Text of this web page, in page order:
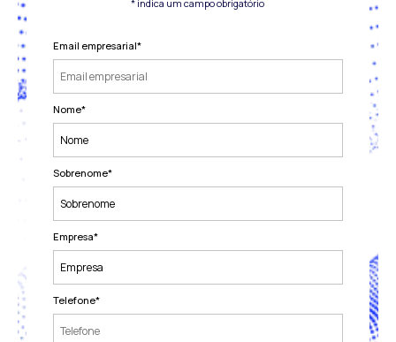
* indica um campo obrigatório
Email empresarial*
Nome*
Sobrenome*
Empresa*
Telefone*